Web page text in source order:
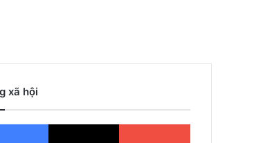
xã hội